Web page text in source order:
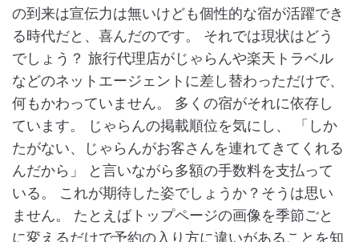
の到来は宣伝力は無いけども個性的な宿が活躍でき
る時代だと、喜んだのです。 それでは現状はどう
でしょう？ 旅行代理店がじゃらんや楽天トラベル
などのネットエージェントに差し替わっただけで、
何もかわっていません。 多くの宿がそれに依存し
ています。 じゃらんの掲載順位を気にし、 「しか
たがない、じゃらんがお客さんを連れてきてくれる
んだから」 と言いながら多額の手数料を支払って
いる。 これが期待した姿でしょうか？そうは思い
ません。 たとえばトップページの画像を季節ごと
に変えるだけで予約の入り方に違いがあることを知